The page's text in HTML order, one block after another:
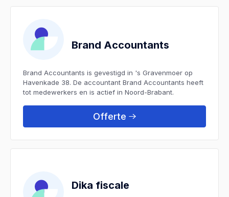
Brand Accountants
Brand Accountants is gevestigd in 's Gravenmoer op
Havenkade 38. De accountant Brand Accountants heeft
tot medewerkers en is actief in Noord-Brabant.
Offerte
Dika fiscale